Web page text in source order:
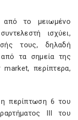
το μειωμένο
ισχύει,
τους, δηλαδή
από τα σημεία της
περίπτερα,
η περίπτωση 6 του
ΙΙΙ του